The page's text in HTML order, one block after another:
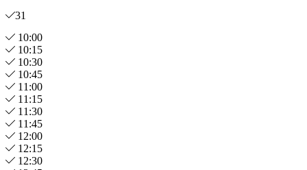
31
10:00
10:15
10:30
10:45
11:00
11:15
11:30
11:45
12:00
12:15
12:30